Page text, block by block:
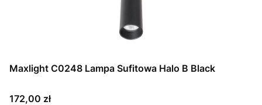
Maxlight C0248 Lampa Sufitowa Halo B Black
Cena
172,00 zł